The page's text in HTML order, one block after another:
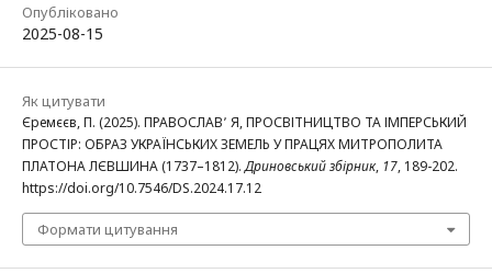
Опубліковано
2025-08-15
Як цитувати
Єремєєв, П. (2025). ПРАВОСЛАВ՚ Я, ПРОСВІТНИЦТВО ТА ІМПЕРСЬКИЙ
ПРОСТІР: ОБРАЗ УКРАЇНСЬКИХ ЗЕМЕЛЬ У ПРАЦЯХ МИТРОПОЛИТА
ПЛАТОНА ЛЄВШИНА (1737–1812).Дриновський збірник, 17, 189-202.
https://doi.org/10.7546/DS.2024.17.12
Формати цитування